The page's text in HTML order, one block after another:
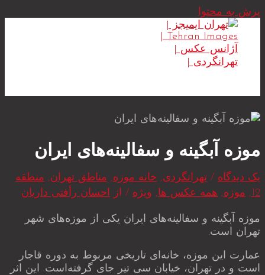
پرش به محتوا
موزه آبگینه و سفالینه‌های ایران
یک دیدگاه / تهرانگردی, خانه موزه, مناطق تهران, منطقه
12
, موزه, همه عکس ها, ویژه / از احسان رأفتی داریان
موزه آبگینه و سفالینه‌های ایران یکی از موزه‌های شهر
تهران است.
عمارت این موزه، خانه‌ای تاریخی مربوط به دوره قاجار
است و در تهران، خیابان سی تیر جای گرفته‌است. این اثر